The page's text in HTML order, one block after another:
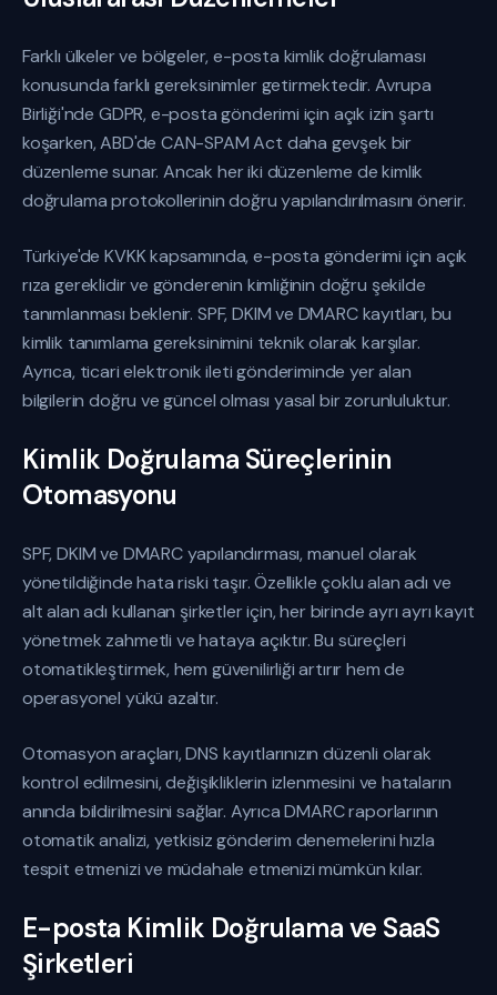
Farklı ülkeler ve bölgeler, e-posta kimlik doğrulaması
konusunda farklı gereksinimler getirmektedir. Avrupa
Birliği'nde GDPR, e-posta gönderimi için açık izin şartı
koşarken, ABD'de CAN-SPAM Act daha gevşek bir
düzenleme sunar. Ancak her iki düzenleme de kimlik
doğrulama protokollerinin doğru yapılandırılmasını önerir.
Türkiye'de KVKK kapsamında, e-posta gönderimi için açık
rıza gereklidir ve gönderenin kimliğinin doğru şekilde
tanımlanması beklenir. SPF, DKIM ve DMARC kayıtları, bu
kimlik tanımlama gereksinimini teknik olarak karşılar.
Ayrıca, ticari elektronik ileti gönderiminde yer alan
bilgilerin doğru ve güncel olması yasal bir zorunluluktur.
Kimlik Doğrulama Süreçlerinin
Otomasyonu
SPF, DKIM ve DMARC yapılandırması, manuel olarak
yönetildiğinde hata riski taşır. Özellikle çoklu alan adı ve
alt alan adı kullanan şirketler için, her birinde ayrı ayrı kayıt
yönetmek zahmetli ve hataya açıktır. Bu süreçleri
otomatikleştirmek, hem güvenilirliği artırır hem de
operasyonel yükü azaltır.
Otomasyon araçları, DNS kayıtlarınızın düzenli olarak
kontrol edilmesini, değişikliklerin izlenmesini ve hataların
anında bildirilmesini sağlar. Ayrıca DMARC raporlarının
otomatik analizi, yetkisiz gönderim denemelerini hızla
tespit etmenizi ve müdahale etmenizi mümkün kılar.
E-posta Kimlik Doğrulama ve SaaS
Şirketleri